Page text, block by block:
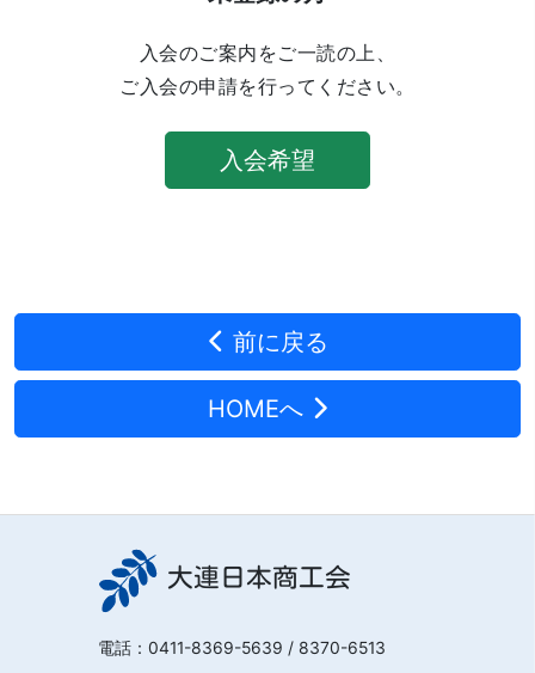
入会のご案内をご一読の上、
ご入会の申請を行ってください。
入会希望
前に戻る
HOMEへ
大連日本商工会
電話： 0411-8369-5639 / 8370-6513